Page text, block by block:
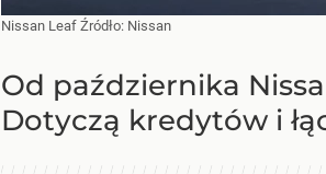
Nissan Leaf Źródło: Nissan
Od października
Dotyczą kredytów i